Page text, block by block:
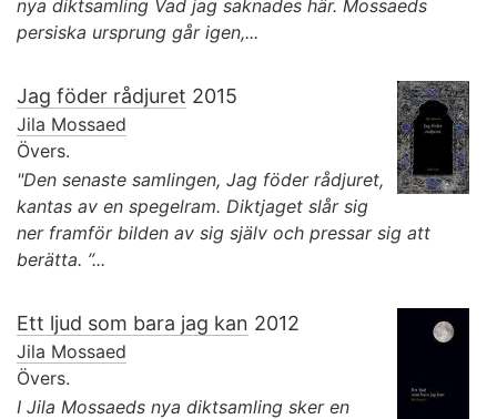
nya diktsamling Vad jag saknades här. Mossaeds
persiska ursprung går igen,...
Jag föder rådjuret 2015
Jila Mossaed
Övers.
"Den senaste samlingen, Jag föder rådjuret,
kantas av en spegelram. Diktjaget slår sig
ner framför bilden av sig själv och pressar sig att
berätta. ”...
Ett ljud som bara jag kan 2012
Jila Mossaed
Övers.
I Jila Mossaeds nya diktsamling sker en